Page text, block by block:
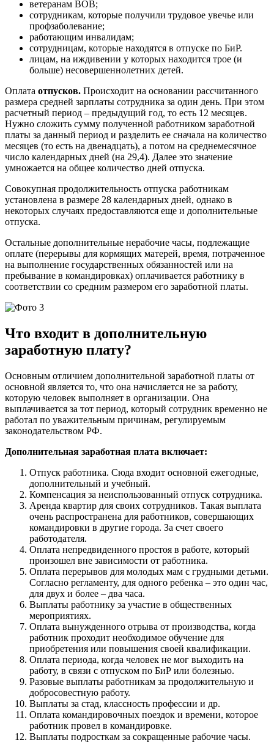
ветеранам ВОВ;
сотрудникам, которые получили трудовое увечье или
профзаболевание;
работающим инвалидам;
сотрудницам, которые находятся в отпуске по БиР.
лицам, на иждивении у которых находится трое (и
больше) несовершеннолетних детей.
Оплата отпусков. Происходит на основании рассчитанного
размера средней зарплаты сотрудника за один день. При этом
расчетный период – предыдущий год, то есть 12 месяцев.
Нужно сложить сумму полученной работником заработной
платы за данный период и разделить ее сначала на количество
месяцев (то есть на двенадцать), а потом на среднемесячное
число календарных дней (на 29,4). Далее это значение
умножается на общее количество дней отпуска.
Совокупная продолжительность отпуска работникам
установлена в размере 28 календарных дней, однако в
некоторых случаях предоставляются еще и дополнительные
отпуска.
Остальные дополнительные нерабочие часы, подлежащие
оплате (перерывы для кормящих матерей, время, потраченное
на выполнение государственных обязанностей или на
пребывание в командировках) оплачивается работнику в
соответствии со средним размером его заработной платы.
Что входит в дополнительную
заработную плату?
Основным отличием дополнительной заработной платы от
основной является то, что она начисляется не за работу,
которую человек выполняет в организации. Она
выплачивается за тот период, который сотрудник временно не
работал по уважительным причинам, регулируемым
законодательством РФ.
Дополнительная заработная плата включает:
Отпуск работника. Сюда входит основной ежегодные,
дополнительный и учебный.
Компенсация за неиспользованный отпуск сотрудника.
Аренда квартир для своих сотрудников. Такая выплата
очень распространена для работников, совершающих
командировки в другие города. За счет своего
работодателя.
Оплата непредвиденного простоя в работе, который
произошел вне зависимости от работника.
Оплата перерывов для молодых мам с грудными детьми.
Согласно регламенту, для одного ребенка – это один час,
для двух и более – два часа.
Выплаты работнику за участие в общественных
мероприятиях.
Оплата вынужденного отрыва от производства, когда
работник проходит необходимое обучение для
приобретения или повышения своей квалификации.
Оплата периода, когда человек не мог выходить на
работу, в связи с отпуском по БиР или болезнью.
Разовые выплаты работникам за продолжительную и
добросовестную работу.
Выплаты за стад, классность профессии и др.
Оплата командировочных поездок и времени, которое
работник провел в командировке.
Выплаты подросткам за сокращенные рабочие часы.